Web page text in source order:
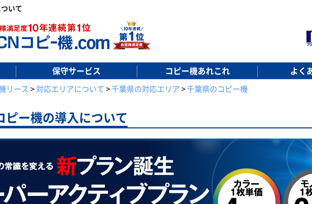
いて
保守サービス コピー機あれこれ よく
リース >対応エリアについて>千葉県の対応エリア>千葉県のコピー機
ピー機の導入について